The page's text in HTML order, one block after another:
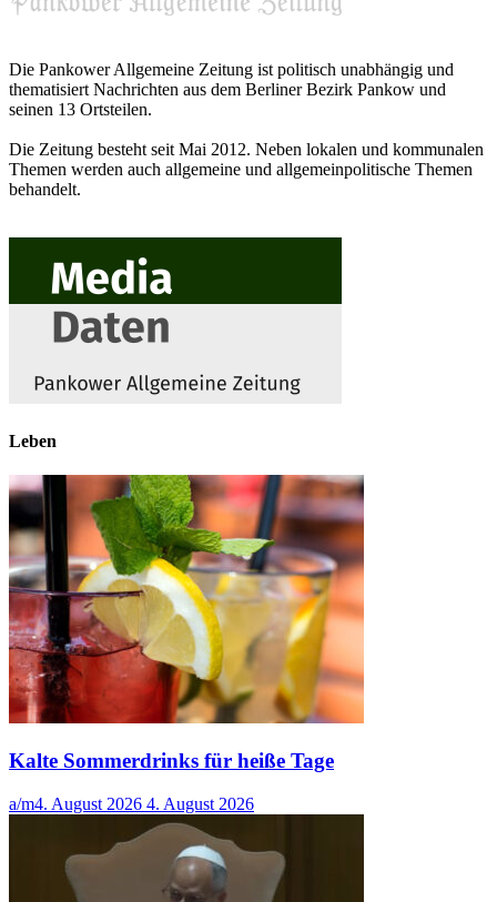
Die Pankower Allgemeine Zeitung ist politisch unabhängig und
thematisiert Nachrichten aus dem Berliner Bezirk Pankow und
seinen 13 Ortsteilen.
Die Zeitung besteht seit Mai 2012. Neben lokalen und kommunalen
Themen werden auch allgemeine und allgemeinpolitische Themen
behandelt.
Leben
Kalte Sommerdrinks für heiße Tage
a/m4. August 2026 4. August 2026